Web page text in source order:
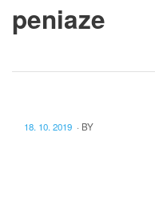
peniaze
18. 10. 2019 · BY